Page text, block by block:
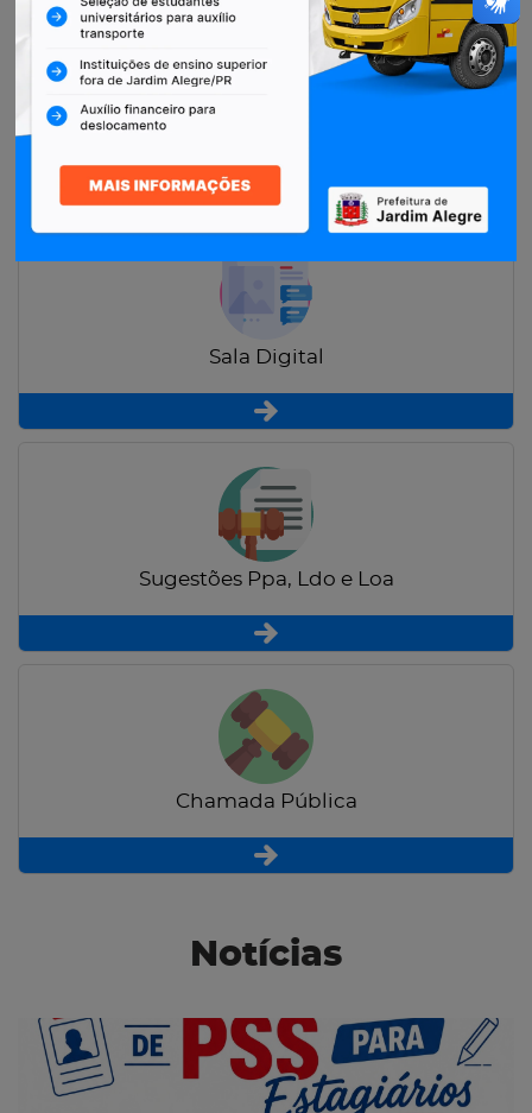
Restituição de Contribuintes
Sala Digital
Sugestões Ppa, Ldo e Loa
Chamada Pública
Notícias